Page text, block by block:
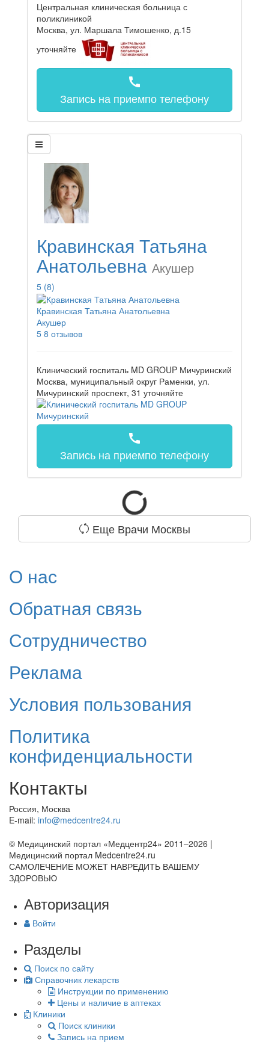
Центральная клиническая больница с
поликлиникой
Москва, ул. Маршала Тимошенко, д.15
уточняйте
call
Запись на приемпо телефону
Кравинская Татьяна
Анатольевна Акушер
5 (8)
Кравинская Татьяна Анатольевна
Акушер
5 8 отзывов
Клинический госпиталь MD GROUP Мичуринский
Москва, муниципальный округ Раменки, ул.
Мичуринский проспект, 31 уточняйте
call
Запись на приемпо телефону
Еще Врачи Москвы
О нас
Обратная связь
Сотрудничество
Реклама
Условия пользования
Политика
конфиденциальности
Контакты
Россия, Москва
E-mail: info@medcentre24.ru
© Медицинский портал «Медцентр24» 2011–2026 |
Медицинский портал Medcentre24.ru
САМОЛЕЧЕНИЕ МОЖЕТ НАВРЕДИТЬ ВАШЕМУ
ЗДОРОВЬЮ
Авторизация
Войти
Разделы
Поиск по сайту
Справочник лекарств
Инструкции по применению
Цены и наличие в аптеках
Клиники
Поиск клиники
Запись на прием